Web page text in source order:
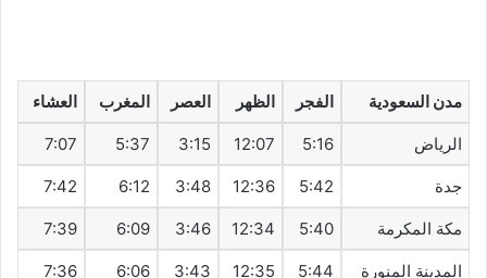
مدن السعودية الفجر الظهر العصر المغرب العشاء
الرياض 5:16
12:07
3:15
5:37
7:07
جدة 5:42
12:36
3:48
6:12
7:42
مكة المكرمة 5:40
12:34
3:46
6:09
7:39
المدينة المنورة 5:44
12:35
3:43
6:06
7:36